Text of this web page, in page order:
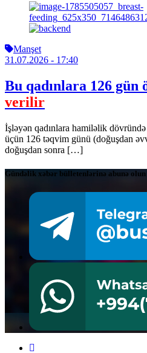
Manşet
31.07.2026 - 17:40
Bu qadınlara 126 gün
verilir
İşləyən qadınlara hamiləlik
üçün 126 təqvim günü (doğuşdan
doğuşdan sonra […]
Gündəlik xəbər bülletenlərinə abunə olun